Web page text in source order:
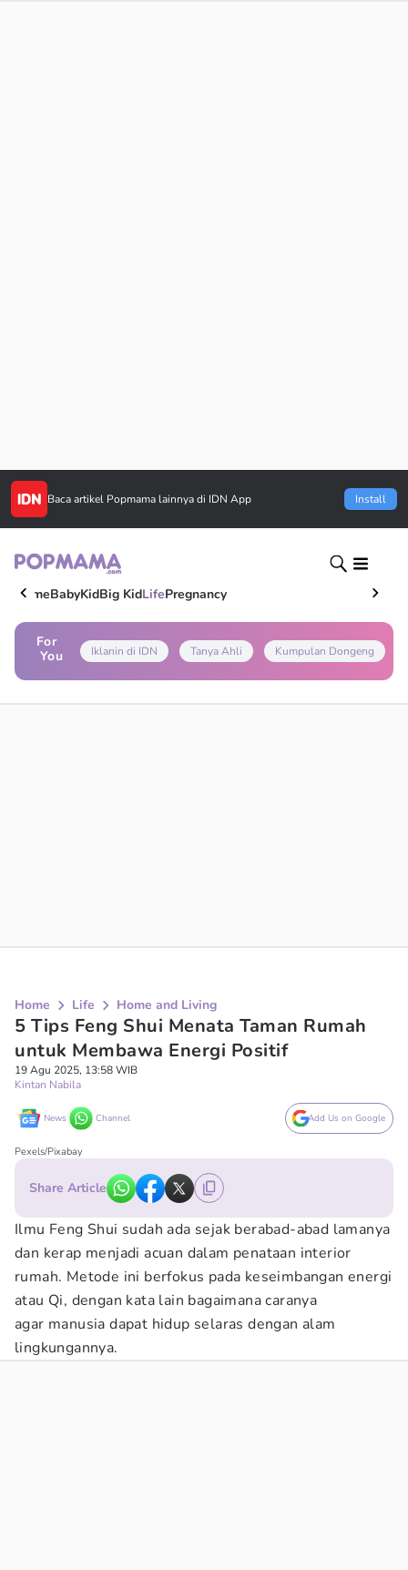
Baca artikel Popmama lainnya di IDN App Install
HomeBabyKidBig KidLifePregnancy
For
You
Iklanin di IDN Tanya Ahli Kumpulan Dongeng
Home Life Home and Living
5 Tips Feng Shui Menata Taman Rumah
untuk Membawa Energi Positif
19 Agu 2025, 13:58 WIB
Kintan Nabila
News Channel Add Us on Google
Pexels/Pixabay
Share Article
Ilmu Feng Shui sudah ada sejak berabad-abad lamanya
dan kerap menjadi acuan dalam penataan interior
rumah. Metode ini berfokus pada keseimbangan energi
atau Qi, dengan kata lain bagaimana caranya
agar manusia dapat hidup selaras dengan alam
lingkungannya.